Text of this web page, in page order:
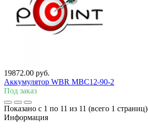
19872.00 руб.
Аккумулятор WBR MBC12-90-2
Под заказ
Показано с 1 по 11 из 11 (всего 1 страниц)
Информация